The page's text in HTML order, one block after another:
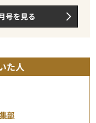
号を見る
た人
部